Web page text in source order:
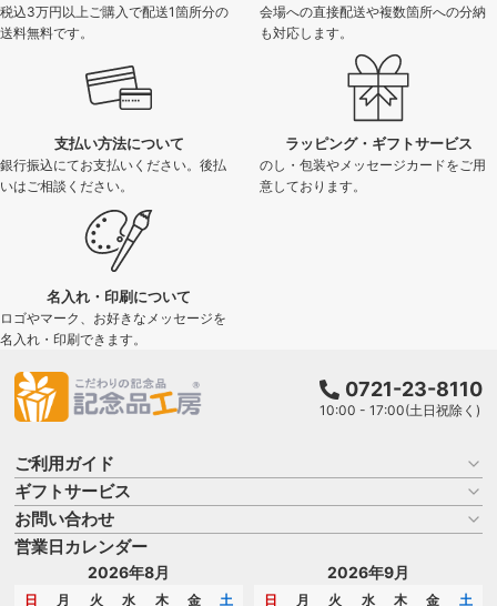
税込3万円以上ご購入で配送1箇所分の
送料無料です。
会場への直接配送や複数箇所への分納
も対応します。
支払い方法について
銀行振込にてお支払いください。後払
いはご相談ください。
ラッピング・ギフトサービス
のし・包装やメッセージカードをご用
意しております。
名入れ・印刷について
ロゴやマーク、お好きなメッセージを
名入れ・印刷できます。
0721-23-8110
10:00 - 17:00(土日祝除く)
ご利用ガイド
お買い物ガイド
よくある質問
はじめての記念品選び
記念品工房の使い方
ギフトサービス
名入れについて
のし
メッセージカード
お問い合わせ
商品選びを相談する
名入れについて相談する
カタログを請求する
営業日カレンダー
2026年8月
日 月 火 水 木 金 土
2026年9月
日 月 火 水 木 金 土